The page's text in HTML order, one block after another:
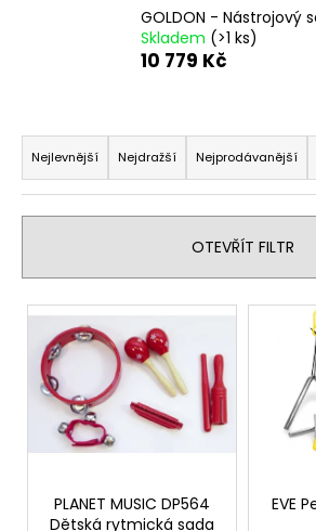
GOLDON - Nástrojový
Skladem (>1 ks)
10 779 Kč
Ř
a
z
e
í
p
Nejlevnější Nejdražší Nejprodávanější
OTEVŘÍT FILTR
V
p
PLANET MUSIC DP564
Dětská rytmická sada
EVE
í
t
?
o